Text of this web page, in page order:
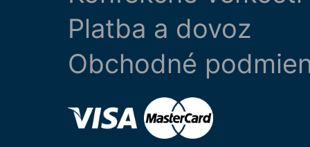
Platba a dovoz
Obchodné